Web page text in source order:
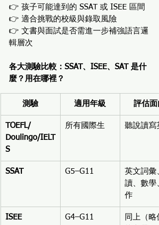
👉 孩子可能達到的 SSAT 或 ISEE 區間
👉 適合挑戰的校級與錄取風險
👉 文書與面試是否需進一步補強語言邏
輯層次
各大測驗比較：SSAT、ISEE、SAT 是什
麼？用在哪裡？
測驗 適用年級 評估面
TOEFL/
Doulingo/IELT
S
所有國際生 聽說讀寫
SSAT G5–G11
英文詞彙
讀、數學
作
ISEE G4–G11
同上（略